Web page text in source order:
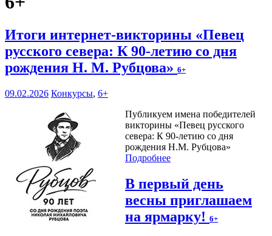
Итоги интернет-викторины «Певец
русского севера: К 90-летию со дня
рождения Н. М. Рубцова» 6+
09.02.2026 Конкурсы, 6+
Публикуем имена победителей
викторины «Певец русского
севера: К 90-летию со дня
рождения Н.М. Рубцова»
Подробнее
В первый день
весны приглашаем
на ярмарку! 6+